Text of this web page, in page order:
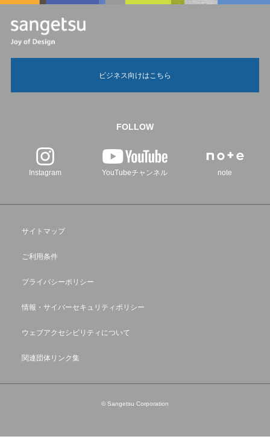
ビジネス向けはこちら
FOLLOW
Instagram YouTubeチャンネル note
サイトマップ
ご利用条件
プライバシーポリシー
情報・サイバーセキュリティポリシー
ウェブアクセシビリティについて
関連団体リンク集
© Sangetsu Corporation